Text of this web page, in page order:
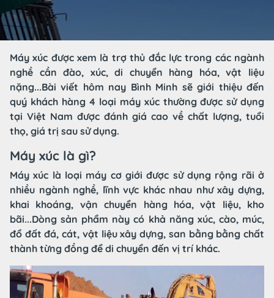
Máy xúc được xem là trợ thủ đắc lực trong các ngành
nghề cần đào, xúc, di chuyển hàng hóa, vật liệu
nặng...Bài viết hôm nay Bình Minh sẽ giới thiệu đến
quý khách hàng 4 loại máy xúc thường được sử dụng
tại Việt Nam được đánh giá cao về chất lượng, tuổi
thọ, giá trị sau sử dụng.
Máy xúc là gì?
Máy xúc là loại máy cơ giới được sử dụng rộng rãi ở
nhiều ngành nghề, lĩnh vực khác nhau như xây dựng,
khai khoáng, vận chuyển hàng hóa, vật liệu, kho
bãi...Dòng sản phẩm này có khả năng xúc, cào, múc,
đổ đất đá, cát, vật liệu xây dựng, san bằng bằng chất
thành từng đồng để di chuyển đến vị trí khác.